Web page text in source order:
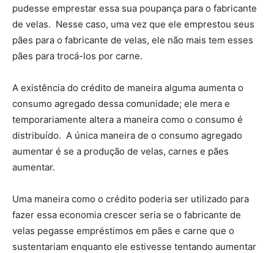
pudesse emprestar essa sua poupança para o fabricante
de velas. Nesse caso, uma vez que ele emprestou seus
pães para o fabricante de velas, ele não mais tem esses
pães para trocá-los por carne.
A existência do crédito de maneira alguma aumenta o
consumo agregado dessa comunidade; ele mera e
temporariamente altera a maneira como o consumo é
distribuído. A única maneira de o consumo agregado
aumentar é se a produção de velas, carnes e pães
aumentar.
Uma maneira como o crédito poderia ser utilizado para
fazer essa economia crescer seria se o fabricante de
velas pegasse empréstimos em pães e carne que o
sustentariam enquanto ele estivesse tentando aumentar